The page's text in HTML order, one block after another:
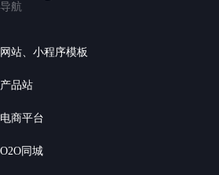
导航
网站、小程序模板
产品站
电商平台
O2O同城